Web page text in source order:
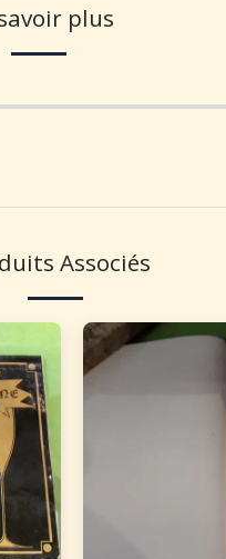
plus
Associés